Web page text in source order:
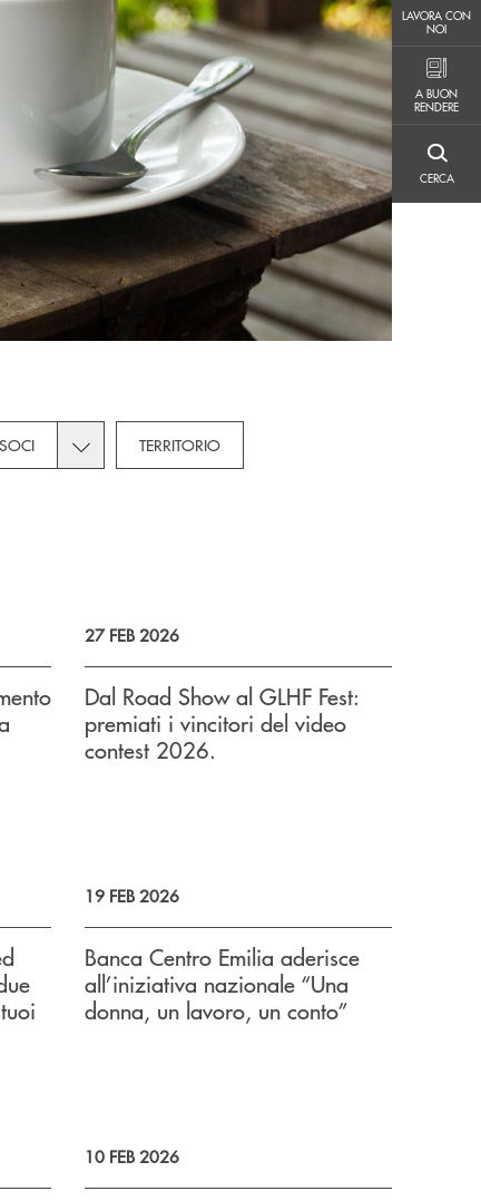
LAVORA CON
NOI
LAVORA CON NOI
A BUON
RENDERE
A BUON RENDERE
CERCA
CERCA
dropdown for Imprese
SOCI Toggle subcategories dropdown for Soci
TERRITORIO
27 FEB 2026
Dal Road Show al GLHF Fest:
premiati i vincitori del video
contest 2026.
19 FEB 2026
Banca Centro Emilia aderisce
all’iniziativa nazionale “Una
donna, un lavoro, un conto”
10 FEB 2026